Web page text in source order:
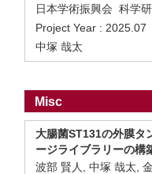
日本学術振興会 科学
Project Year : 2025.07
中塚 哉太
Misc
大腸菌ST131の外膜タ
ージライブラリーの構
波部 賢人, 中塚 哉太,